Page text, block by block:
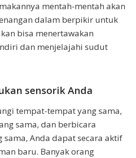
mentah-mentah akan
dalam berpikir untuk
bisa menertawakan
dan menjelajahi sudut
sensorik Anda
tempat-tempat yang sama,
sama, dan berbicara
sama, Anda dapat secara aktif
baru. Banyak orang